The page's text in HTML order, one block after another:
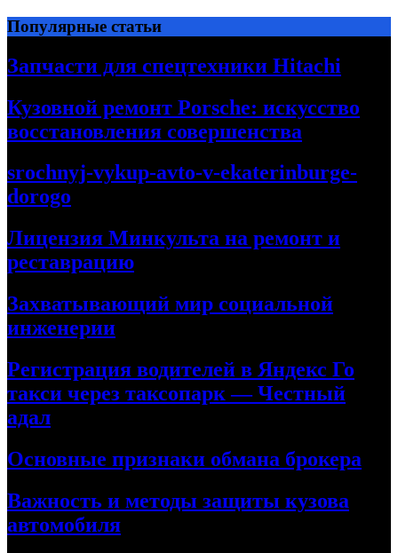
Перейти
к
содержимому
Популярные статьи
Запчасти для спецтехники Hitachi
Кузовной ремонт Porsche: искусство
восстановления совершенства
srochnyj-vykup-avto-v-ekaterinburge-
dorogo
Лицензия Минкульта на ремонт и
реставрацию
Захватывающий мир социальной
инженерии
Регистрация водителей в Яндекс Го
такси через таксопарк — Честный
адал
Основные признаки обмана брокера
Важность и методы защиты кузова
автомобиля